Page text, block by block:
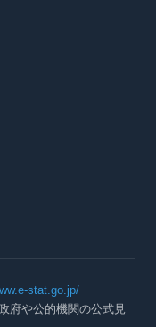
stat.go.jp/
府や公的機関の公式見